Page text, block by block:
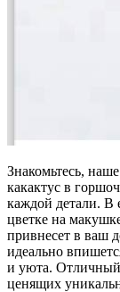
Знакомьтесь,
какактус в
каждой детали. В
цветке на
привнесет в ваш
идеально
и уюта. Отличный
ценящих